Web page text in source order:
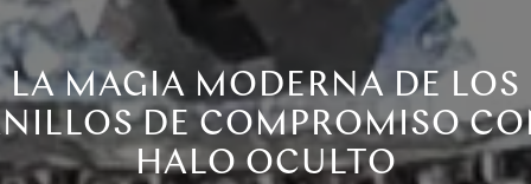
LA MAGIA MODERNA DE LOS
DE COMPROMISO
HALO OCULTO